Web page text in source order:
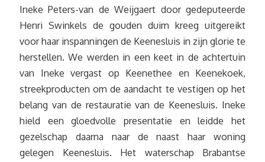
Ineke Peters-van de Weijgaert door gedeputeerde
Henri Swinkels de gouden duim kreeg uitgereikt
voor haar inspanningen de Keenesluis in zijn glorie te
herstellen. We werden in een keet in de achtertuin
van Ineke vergast op Keenethee en Keenekoek,
streekproducten om de aandacht te vestigen op het
belang van de restauratie van de Keenesluis. Ineke
hield een gloedvolle presentatie en leidde het
gezelschap daarna naar de naast haar woning
gelegen Keenesluis. Het waterschap Brabantse